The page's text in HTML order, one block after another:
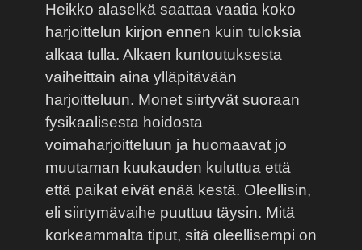
Heikko alaselkä saattaa vaatia koko
harjoittelun kirjon ennen kuin tuloksia
alkaa tulla. Alkaen kuntoutuksesta
vaiheittain aina ylläpitävään
harjoitteluun. Monet siirtyvät suoraan
fysikaalisesta hoidosta
voimaharjoitteluun ja huomaavat jo
muutaman kuukauden kuluttua että
että paikat eivät enää kestä. Oleellisin,
eli siirtymävaihe puuttuu täysin. Mitä
korkeammalta tiput, sitä oleellisempi on